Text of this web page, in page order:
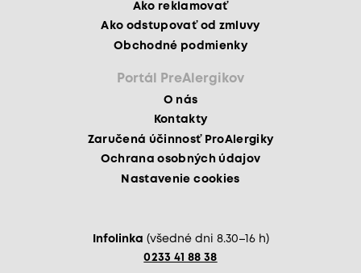
Ako reklamovať
Ako odstupovať od zmluvy
Obchodné podmienky
Portál PreAlergikov
O nás
Kontakty
Zaručená účinnosť ProAlergiky
Ochrana osobných údajov
Nastavenie cookies
Infolinka (všedné dni 8.30–16 h)
0233 41 88 38